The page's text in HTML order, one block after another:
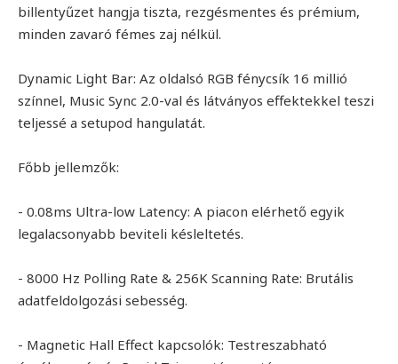
billentyűzet hangja tiszta, rezgésmentes és prémium,
minden zavaró fémes zaj nélkül.
Dynamic Light Bar: Az oldalsó RGB fénycsík 16 millió
színnel, Music Sync 2.0-val és látványos effektekkel teszi
teljessé a setupod hangulatát.
Főbb jellemzők:
- 0.08ms Ultra-low Latency: A piacon elérhető egyik
legalacsonyabb beviteli késleltetés.
- 8000 Hz Polling Rate & 256K Scanning Rate: Brutális
adatfeldolgozási sebesség.
- Magnetic Hall Effect kapcsolók: Testreszabható